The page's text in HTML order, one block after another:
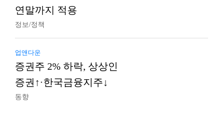
연말까지 적용
정보/정책
업앤다운
증권주 2% 하락, 상상인
증권↑·한국금융지주↓
동향